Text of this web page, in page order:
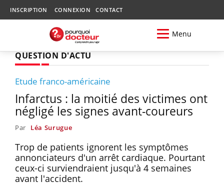
INSCRIPTION CONNEXION CONTACT
Menu
QUESTION D'ACTU
Etude franco-américaine
Infarctus : la moitié des victimes ont
négligé les signes avant-coureurs
Par Léa Surugue
Trop de patients ignorent les symptômes
annonciateurs d'un arrêt cardiaque. Pourtant
ceux-ci surviendraient jusqu'à 4 semaines
avant l'accident.